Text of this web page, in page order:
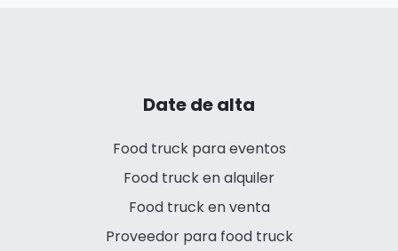
Date de alta
Food truck para eventos
Food truck en alquiler
Food truck en venta
Proveedor para food truck